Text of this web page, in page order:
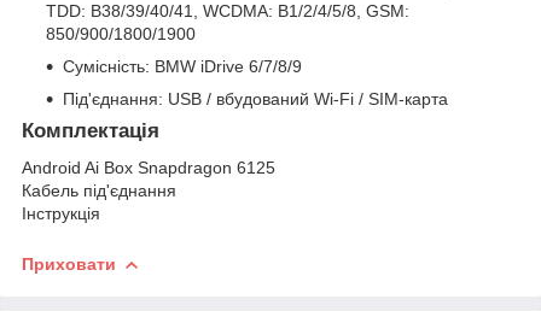
TDD: B38/39/40/41, WCDMA: B1/2/4/5/8, GSM:
850/900/1800/1900
Сумісність: BMW iDrive 6/7/8/9
Під'єднання: USB / вбудований Wi-Fi / SIM-карта
Комплектація
Android Ai Box Snapdragon 6125
Кабель під'єднання
Інструкція
Приховати